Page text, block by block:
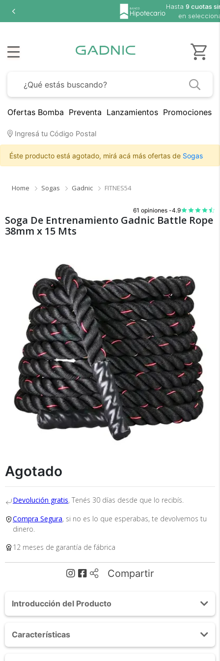
Hasta 9 cuotas
en
Ofertas Bomba Preventa Lanzamientos Promociones
Ingresá tu Código Postal
Éste producto está agotado, mirá acá más ofertas de Sogas
Home Sogas Gadnic FITNES54
61 opiniones -4.9
Soga De Entrenamiento Gadnic Battle Rope
38mm x 15 Mts
Agotado
Devolución gratis, Tenés 30 días desde que lo recibís.
Compra Segura, si no es lo que esperabas, te devolvemos tu
dinero.
12 meses de garantía de fábrica
Compartir
Introducción del Producto
Rope 38mm x 15 Mts
Características
Medios de Pago ×
En Bidcom te aseguramos recibir el producto
Cumplimos con los más altos estándares de